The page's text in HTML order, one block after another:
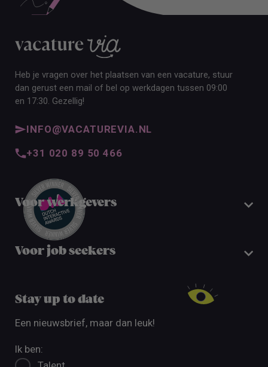
Heb je vragen over het plaatsen van een vacature, stuur
dan gerust een mail of bel op werkdagen tussen 09:00
en 17:30. Gezellig!
INFO@VACATUREVIA.NL
+31 020 89 50 466
Voor werkgevers
Voor job seekers
Stay up to date
Een nieuwsbrief, maar dan leuk!
Ik ben: